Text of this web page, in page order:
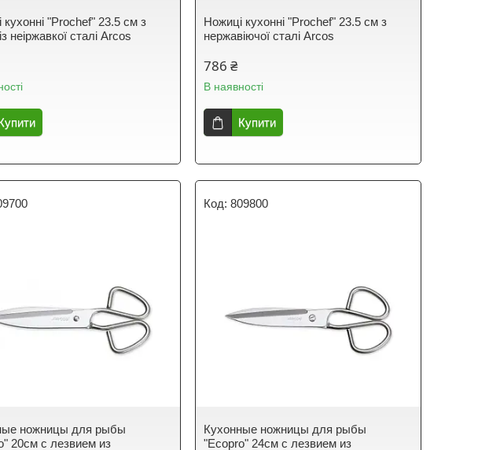
кухонні "Prochef" 23.5 см з
неіржавкої сталі Arcos
Ножиці кухонні "Prochef" 23.5 см з
нержавіючої сталі Arcos
786 ₴
В наявності
Купити
ножницы для рыбы
20см с лезвием из
809800
Кухонные ножницы для рыбы
"Ecopro" 24см с лезвием из